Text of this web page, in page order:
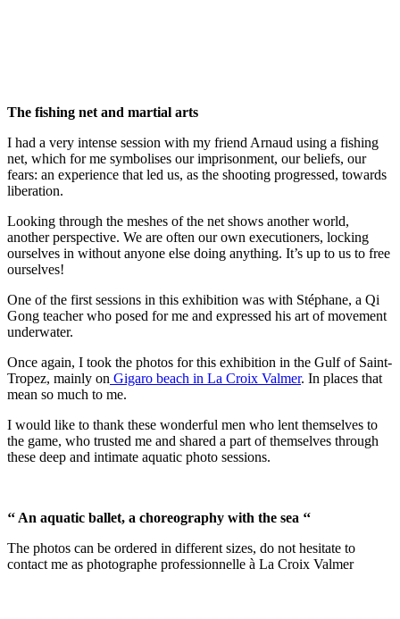
The fishing net and martial arts
I had a very intense session with my friend Arnaud using a fishing
net, which for me symbolises our imprisonment, our beliefs, our
fears: an experience that led us, as the shooting progressed, towards
liberation.
Looking through the meshes of the net shows another world,
another perspective. We are often our own executioners, locking
ourselves in without anyone else doing anything. It’s up to us to free
ourselves!
One of the first sessions in this exhibition was with Stéphane, a Qi
Gong teacher who posed for me and expressed his art of movement
underwater.
Once again, I took the photos for this exhibition in the Gulf of Saint-
Tropez, mainly on Gigaro beach in La Croix Valmer. In places that
mean so much to me.
I would like to thank these wonderful men who lent themselves to
the game, who trusted me and shared a part of themselves through
these deep and intimate aquatic photo sessions.
‘‘ An aquatic ballet, a choreography with the sea ‘‘
The photos can be ordered in different sizes, do not hesitate to
contact me as photographe professionnelle à La Croix Valmer